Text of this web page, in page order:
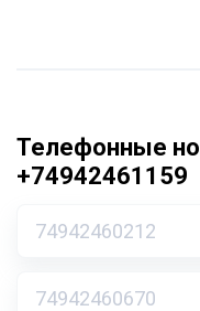
Телефонные
+74942461159
74942460212
74942460670